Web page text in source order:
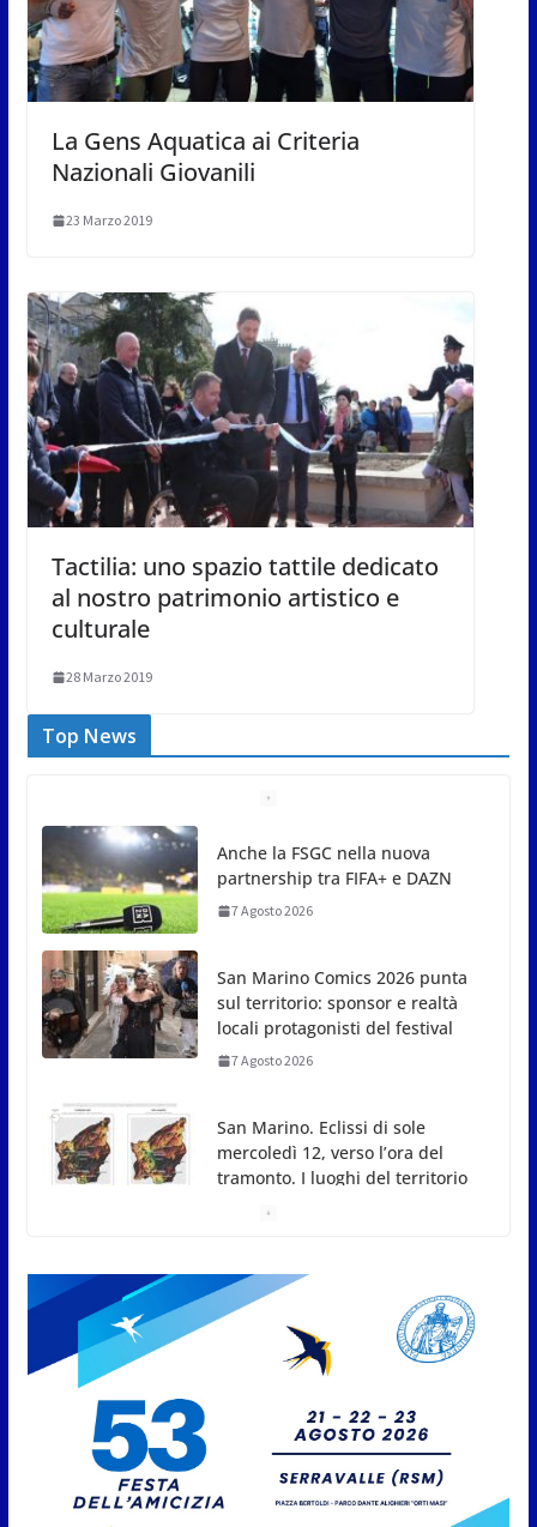
La Gens Aquatica ai Criteria
Nazionali Giovanili
23 Marzo 2019
Tactilia: uno spazio tattile dedicato
al nostro patrimonio artistico e
culturale
28 Marzo 2019
Top News
San Marino Comics 2026 punta
sul territorio: sponsor e realtà
locali protagonisti del festival
San Marino. Eclissi di sole
mercoledì 12, verso l’ora del
tramonto. I luoghi del territorio
San Marino, stop agli abbruciamenti di residui
Caccuri celebra Roberto Sergio:
cittadinanza onoraria, chiavi
della città e premio alla carriera
7 Agosto 2026
Anche la FSGC nella nuova
partnership tra FIFA+ e DAZN